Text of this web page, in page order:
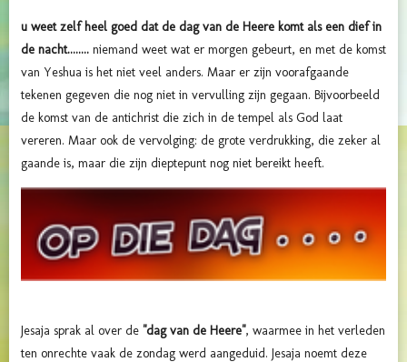
u weet zelf heel goed dat de dag van de Heere komt als een dief in
de nacht........ niemand weet wat er morgen gebeurt, en met de komst
van Yeshua is het niet veel anders. Maar er zijn voorafgaande
tekenen gegeven die nog niet in vervulling zijn gegaan. Bijvoorbeeld
de komst van de antichrist die zich in de tempel als God laat
vereren. Maar ook de vervolging: de grote verdrukking, die zeker al
gaande is, maar die zijn dieptepunt nog niet bereikt heeft.
Jesaja sprak al over de "dag van de Heere", waarmee in het verleden
ten onrechte vaak de zondag werd aangeduid. Jesaja noemt deze